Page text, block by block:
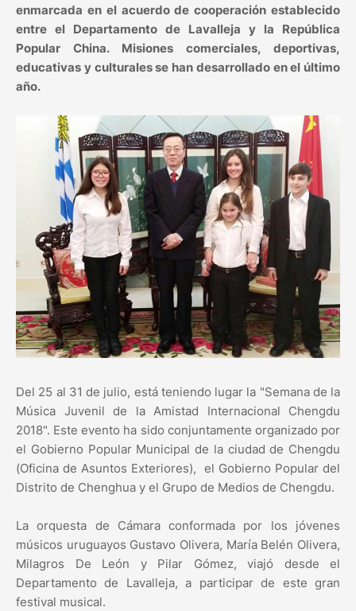
enmarcada en el acuerdo de cooperación establecido
entre el Departamento de Lavalleja y la República
Popular China. Misiones comerciales, deportivas,
educativas y culturales se han desarrollado en el último
año.
Del 25 al 31 de julio, está teniendo lugar la "Semana de la
Música Juvenil de la Amistad Internacional Chengdu
2018". Este evento ha sido conjuntamente organizado por
el Gobierno Popular Municipal de la ciudad de Chengdu
(Oficina de Asuntos Exteriores), el Gobierno Popular del
Distrito de Chenghua y el Grupo de Medios de Chengdu.
La orquesta de Cámara conformada por los jóvenes
músicos uruguayos Gustavo Olivera, María Belén Olivera,
Milagros De León y Pilar Gómez, viajó desde el
Departamento de Lavalleja, a participar de este gran
festival musical.